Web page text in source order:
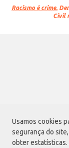
Usamos cookies
segurança do
obter estatísticas.
Racismo é crime.
Civil
Avenida Morvan